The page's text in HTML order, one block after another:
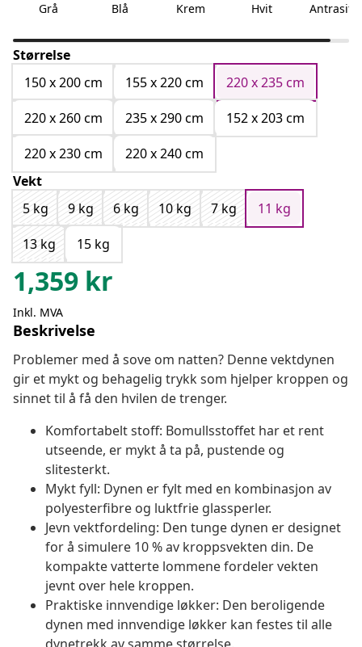
Grå Blå Krem Hvit Antrasitt
Størrelse
150 x 200 cm
155 x 220 cm
220 x 235 cm
220 x 260 cm
235 x 290 cm
152 x 203 cm
220 x 230 cm
220 x 240 cm
Vekt
5 kg
9 kg 6 kg 10 kg 7 kg
11 kg
13 kg
15 kg
1,359 kr
Inkl. MVA
Beskrivelse
Problemer med å sove om natten? Denne vektdynen
gir et mykt og behagelig trykk som hjelper kroppen og
sinnet til å få den hvilen de trenger.
Komfortabelt stoff: Bomullsstoffet har et rent
utseende, er mykt å ta på, pustende og
slitesterkt.
Mykt fyll: Dynen er fylt med en kombinasjon av
polyesterfibre og luktfrie glassperler.
Jevn vektfordeling: Den tunge dynen er designet
for å simulere 10 % av kroppsvekten din. De
kompakte vatterte lommene fordeler vekten
jevnt over hele kroppen.
Praktiske innvendige løkker: Den beroligende
dynen med innvendige løkker kan festes til alle